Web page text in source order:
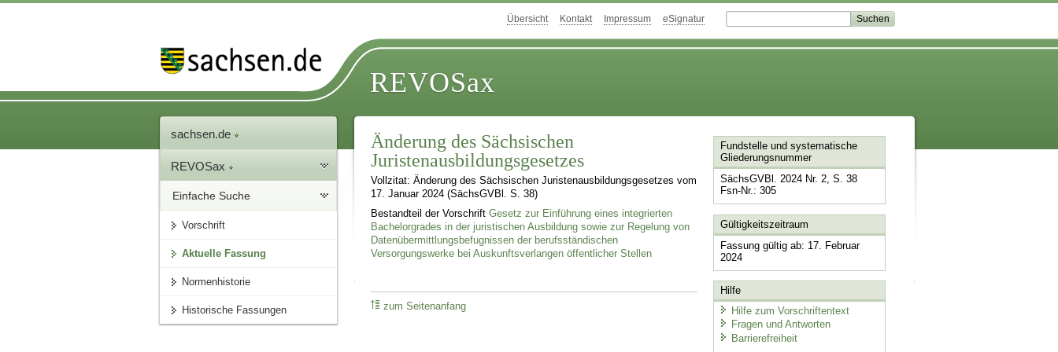
Übersicht Kontakt Impressum eSignatur
REVOSax
sachsen.de
REVOSax
Einfache Suche
Vorschrift
Aktuelle Fassung
Normenhistorie
Historische Fassungen
Änderung des Sächsischen
Juristenausbildungsgesetzes
Vollzitat: Änderung des Sächsischen Juristenausbildungsgesetzes vom
17. Januar 2024 (SächsGVBl. S. 38)
Bestandteil der VorschriftGesetz zur Einführung eines integrierten
Bachelorgrades in der juristischen Ausbildung sowie zur Regelung von
Datenübermittlungsbefugnissen der berufsständischen
Versorgungswerke bei Auskunftsverlangen öffentlicher Stellen
zum Seitenanfang
Fundstelle und systematische
Gliederungsnummer
SächsGVBl. 2024 Nr. 2, S. 38
Fsn-Nr.: 305
Gültigkeitszeitraum
Fassung gültig ab: 17. Februar
2024
Hilfe
Hilfe zum Vorschriftentext
Fragen und Antworten
Barrierefreiheit